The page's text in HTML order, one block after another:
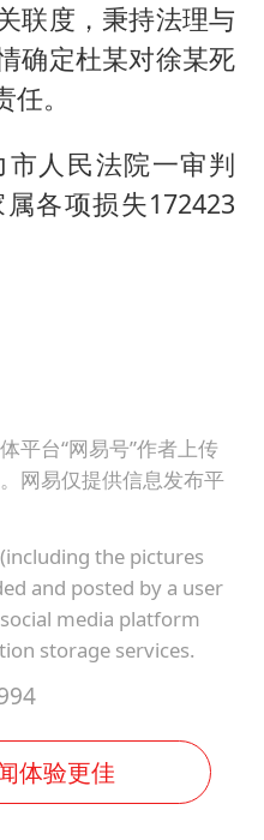
联度，秉持法理与
确定杜某对徐某死
。
人民法院一审判
各项损失172423
平台“网易号”作者上传
网易仅提供信息发布平
the pictures
and posted by a user
media platform
storage services.
体验更佳